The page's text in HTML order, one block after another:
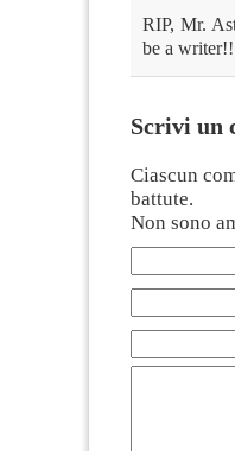
RIP, Mr.
be a
Scrivi un
Ciascun
battute.
Non sono